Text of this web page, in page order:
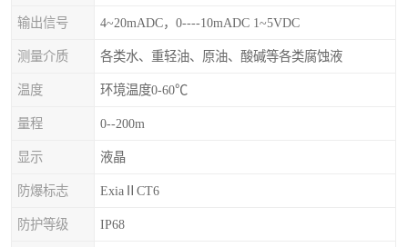
输出信号 4~20mADC，0----10mADC 1~5VDC
测量介质 各类水、重轻油、原油、酸碱等各类腐蚀液
温度 环境温度0-60℃
量程 0--200m
显示 液晶
防爆标志 ExiaⅡCT6
防护等级 IP68